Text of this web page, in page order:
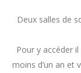
Deux salles de
Pour y accéder
moins d’un an et